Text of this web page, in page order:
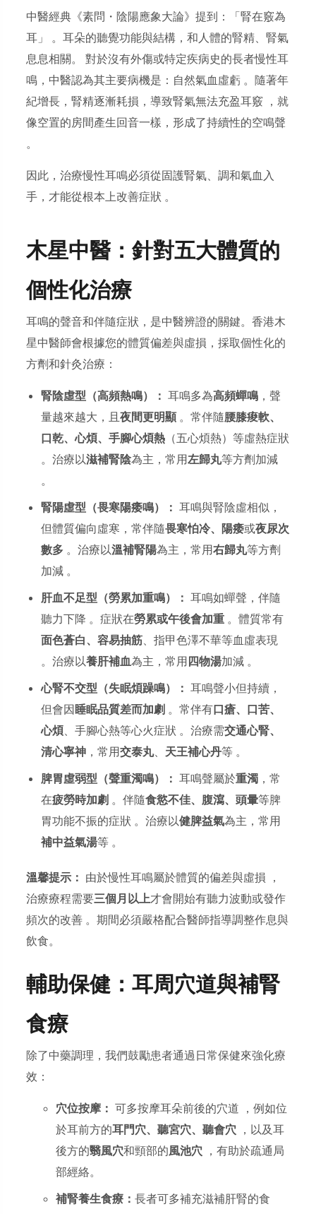
中醫經典《素問・陰陽應象大論》提到：「腎在竅為
耳」 。耳朵的聽覺功能與結構，和人體的腎精、腎氣
息息相關。 對於沒有外傷或特定疾病史的長者慢性耳
鳴，中醫認為其主要病機是：自然氣血虛虧 。隨著年
紀增長，腎精逐漸耗損，導致腎氣無法充盈耳竅 ，就
像空置的房間產生回音一樣，形成了持續性的空鳴聲
。
因此，治療慢性耳鳴必須從固護腎氣、調和氣血入
手，才能從根本上改善症狀 。
木星中醫：針對五大體質的
個性化治療
耳鳴的聲音和伴隨症狀，是中醫辨證的關鍵。香港木
星中醫師會根據您的體質偏差與虛損，採取個性化的
方劑和針灸治療：
腎陰虛型（高頻熱鳴）： 耳鳴多為高頻蟬鳴 ，聲
量越來越大，且夜間更明顯。常伴隨腰膝痠軟、
口乾、心煩、手腳心煩熱 （五心煩熱）等虛熱症狀
。治療以滋補腎陰為主，常用左歸丸等方劑加減
。
腎陽虛型（畏寒陽痿鳴）： 耳鳴與腎陰虛相似，
但體質偏向虛寒，常伴隨畏寒怕冷、陽痿或夜尿次
數多 。治療以溫補腎陽為主，常用右歸丸等方劑
加減 。
肝血不足型（勞累加重鳴）： 耳鳴如蟬聲，伴隨
聽力下降 。症狀在勞累或午後會加重 。體質常有
面色蒼白、容易抽筋、指甲色澤不華等血虛表現
。治療以養肝補血為主，常用四物湯加減 。
心腎不交型（失眠煩躁鳴）： 耳鳴聲小但持續，
但會因睡眠品質差而加劇 。常伴有口瘡、口苦、
心煩、手腳心熱等心火症狀 。治療需交通心腎、
清心寧神 ，常用交泰丸、天王補心丹等 。
脾胃虛弱型（聲重濁鳴）： 耳鳴聲屬於重濁 ，常
在疲勞時加劇 。伴隨食慾不佳、腹瀉、頭暈等脾
胃功能不振的症狀 。治療以健脾益氣為主，常用
補中益氣湯等 。
溫馨提示： 由於慢性耳鳴屬於體質的偏差與虛損 ，
治療療程需要三個月以上才會開始有聽力波動或發作
頻次的改善 。期間必須嚴格配合醫師指導調整作息與
飲食。
輔助保健：耳周穴道與補腎
食療
除了中藥調理，我們鼓勵患者通過日常保健來強化療
效：
穴位按摩： 可多按摩耳朵前後的穴道 ，例如位
於耳前方的耳門穴、聽宮穴、聽會穴，以及耳
後方的翳風穴和頸部的風池穴，有助於疏通局
部經絡。
補腎養生食療： 長者可多補充滋補肝腎的食